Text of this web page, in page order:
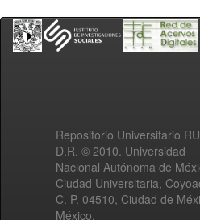
Repositorio Universitario
D.R. © 2010. Universidad
Nacional Autónoma de
Ciudad Universitaria,
C. P. 04510, Ciudad de
México.